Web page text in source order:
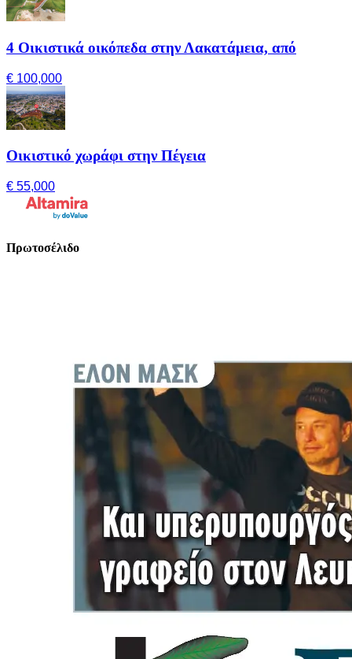
4 Οικιστικά οικόπεδα στην Λακατάμεια, από
€ 100,000
Οικιστικό χωράφι στην Πέγεια
€ 55,000
Πρωτοσέλιδο